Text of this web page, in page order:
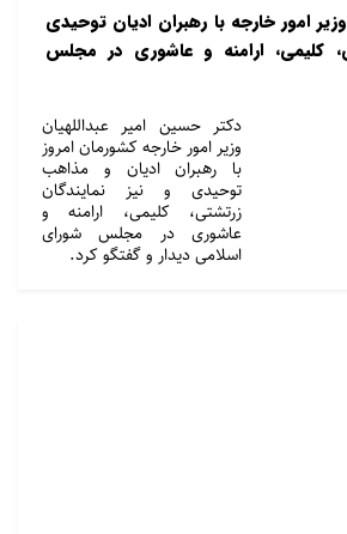
امور خارجه با رهبران ادیان توحیدی
کلیمی، ارامنه و عاشوری در مجلس
دکتر حسین امیر عبداللهیان
وزیر امور خارجه کشورمان امروز
با رهبران ادیان و مذاهب
توحیدی و نیز نمایندگان
زرتشتی، کلیمی، ارامنه و
عاشوری در مجلس شورای
اسلامی دیدار و گفتگو کرد.